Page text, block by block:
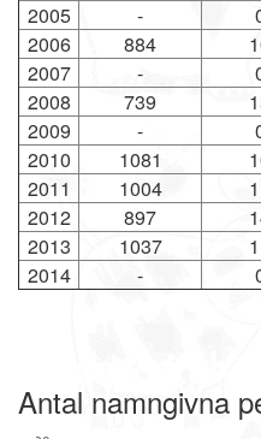
2005
-
2006
884
2007
-
2008
739
2009
-
2010
1081
2011
1004
2012
897
2013
1037
2014
-
Antal namngivna